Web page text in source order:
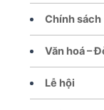
Chính sách
Văn hoá –
Lễ hội